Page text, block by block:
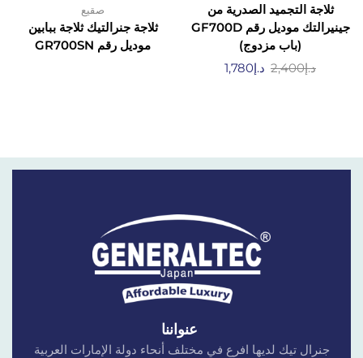
ثلاجة التجميد الصدرية من
جينيرالتك موديل رقم GF700D
(باب مزدوج)
د.إ2,400 د.إ1,780
صقيع
ثلاجة جنرالتيك ثلاجة ببابين
موديل رقم GR700SN
عنواننا
جنرال تيك لديها افرع في مختلف أنحاء دولة الإمارات العربية